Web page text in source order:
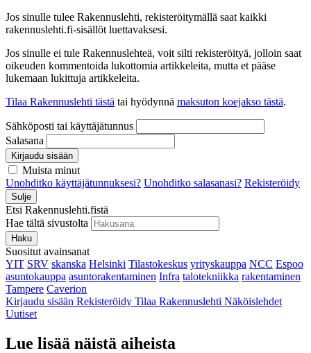
Jos sinulle tulee Rakennuslehti, rekisteröitymällä saat kaikki
rakennuslehti.fi-sisällöt luettavaksesi.
Jos sinulle ei tule Rakennuslehteä, voit silti rekisteröityä, jolloin saat
oikeuden kommentoida lukottomia artikkeleita, mutta et pääse
lukemaan lukittuja artikkeleita.
Tilaa Rakennuslehti tästä tai hyödynnä maksuton koejakso tästä.
Sähköposti tai käyttäjätunnus
Salasana
Kirjaudu sisään
Muista minut
Unohditko käyttäjätunnuksesi? Unohditko salasanasi? Rekisteröidy
Sulje
Etsi Rakennuslehti.fistä
Hae tältä sivustolta
Haku
Suositut avainsanat
YIT SRV skanska Helsinki Tilastokeskus yrityskauppa NCC Espoo
asuntokauppa asuntorakentaminen Infra talotekniikka rakentaminen
Tampere Caverion
Kirjaudu sisään Rekisteröidy Tilaa Rakennuslehti Näköislehdet
Uutiset
Lue lisää näistä aiheista